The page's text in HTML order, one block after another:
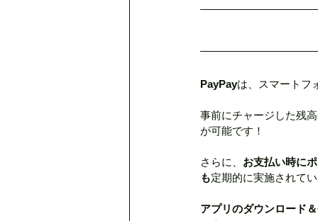
母の日のプレゼント
夏の肌疲れに 定休日のお知
PayPayは、スマートフ
事前にチャージした残
が可能です！
さらに、 お支払い時に
も定期的に実施されて
アプリのダウンロード